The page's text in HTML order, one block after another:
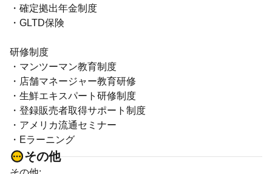
・確定拠出年金制度
・GLTD保険
研修制度
・マンツーマン教育制度
・店舗マネージャー教育研修
・生鮮エキスパート研修制度
・登録販売者取得サポート制度
・アメリカ流通セミナー
・Eラーニング
その他